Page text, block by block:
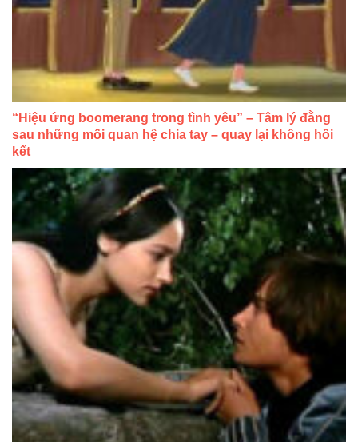
“Hiệu ứng boomerang trong tình yêu” – Tâm lý đằng
sau những mối quan hệ chia tay – quay lại không hồi
kết